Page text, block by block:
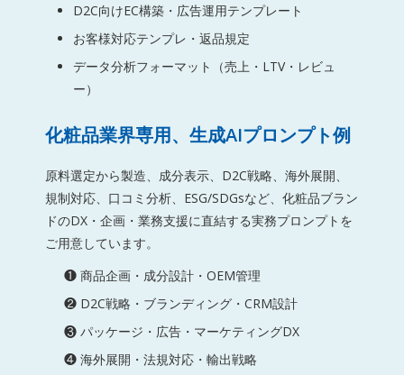
D2C向けEC構築・広告運用テンプレート
お客様対応テンプレ・返品規定
データ分析フォーマット（売上・LTV・レビュ
ー）
化粧品業界専用、生成AIプロンプト例
原料選定から製造、成分表示、D2C戦略、海外展開、
規制対応、口コミ分析、ESG/SDGsなど、化粧品ブラン
ドのDX・企画・業務支援に直結する実務プロンプトを
ご用意しています。
❶ 商品企画・成分設計・OEM管理
❷ D2C戦略・ブランディング・CRM設計
❸ パッケージ・広告・マーケティングDX
❹ 海外展開・法規対応・輸出戦略